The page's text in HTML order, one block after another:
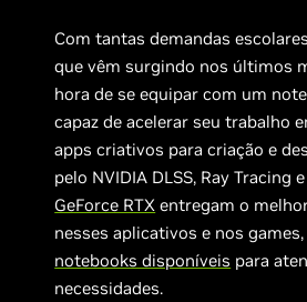
Com tantas demandas
que vêm surgindo nos últimos
hora de se equipar com um
capaz de acelerar seu trabalho
apps criativos para criação e
pelo NVIDIA DLSS, Ray Tracing
GeForce RTX entregam o
nesses aplicativos e nos
notebooks disponíveis para
necessidades.